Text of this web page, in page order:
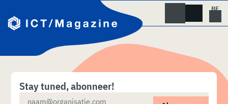
naar
content
Stay tuned, abonneer!